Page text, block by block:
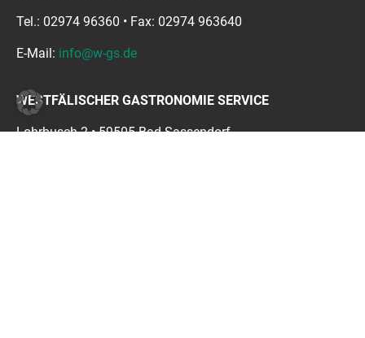
Tel.: 02974 96360 • Fax: 02974 963640
E-Mail: info@w-gs.de
WESTFÄLISCHER GASTRONOMIE SERVICE
Lohrbusch 2 • 59505 Bad Sassendorf